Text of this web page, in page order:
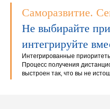
Саморазвитие.
Не выбирайте
интегрируйте
Интегрированные
Процесс получения
выстроен так, что вы не